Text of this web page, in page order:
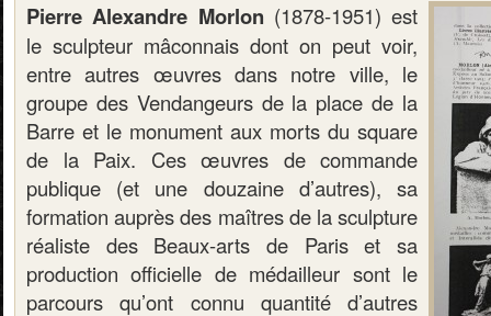
Pierre Alexandre Morlon (1878-1951) est
le sculpteur mâconnais dont on peut voir,
entre autres œuvres dans notre ville, le
groupe des Vendangeurs de la place de la
Barre et le monument aux morts du square
de la Paix. Ces œuvres de commande
publique (et une douzaine d’autres), sa
formation auprès des maîtres de la sculpture
réaliste des Beaux-arts de Paris et sa
production officielle de médailleur sont le
parcours qu’ont connu quantité d’autres